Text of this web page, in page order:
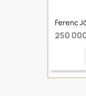
Ferenc
250